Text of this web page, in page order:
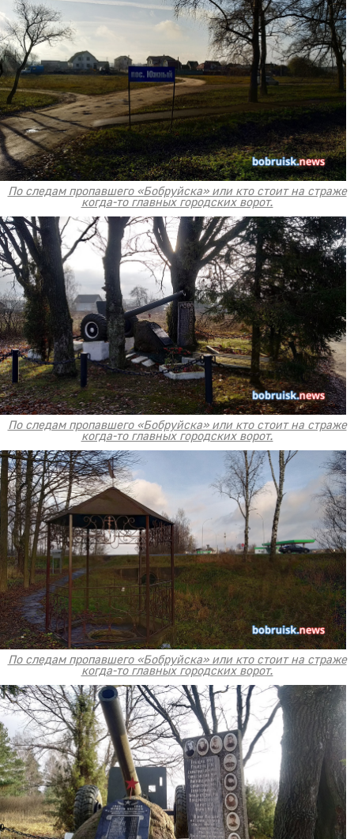
По следам пропавшего «Бобруйска» или кто стоит на страже
когда-то главных городских ворот.
По следам пропавшего «Бобруйска» или кто стоит на страже
когда-то главных городских ворот.
По следам пропавшего «Бобруйска» или кто стоит на страже
когда-то главных городских ворот.